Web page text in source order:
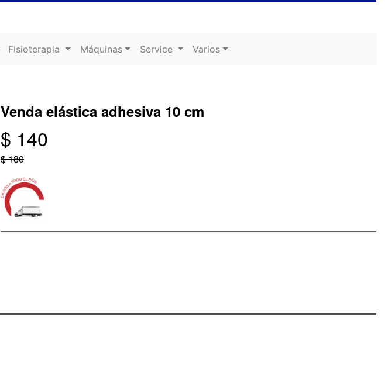
Fisioterapia Máquinas Service Varios
Venda elástica adhesiva 10 cm
$ 140
$ 180